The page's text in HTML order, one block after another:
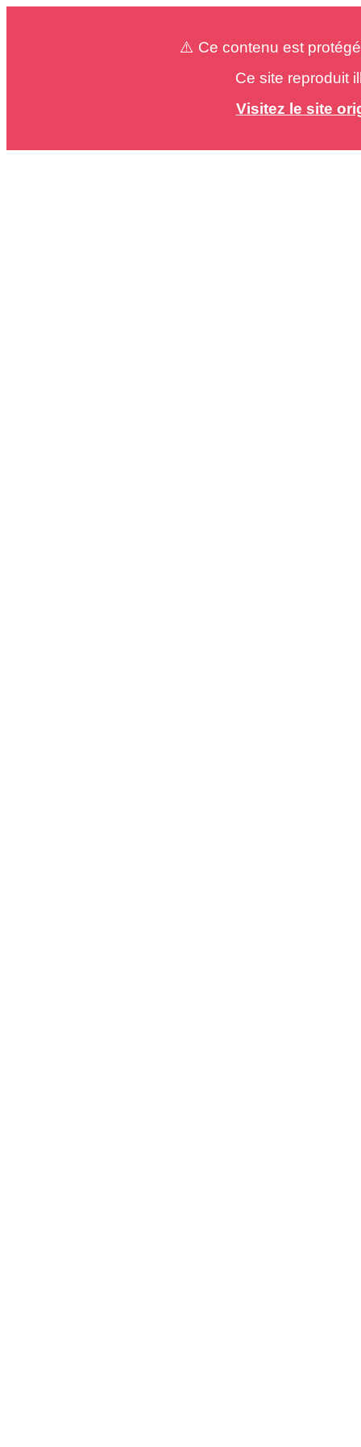
⚠️ Ce contenu est
Ce site reproduit
Visitez le site